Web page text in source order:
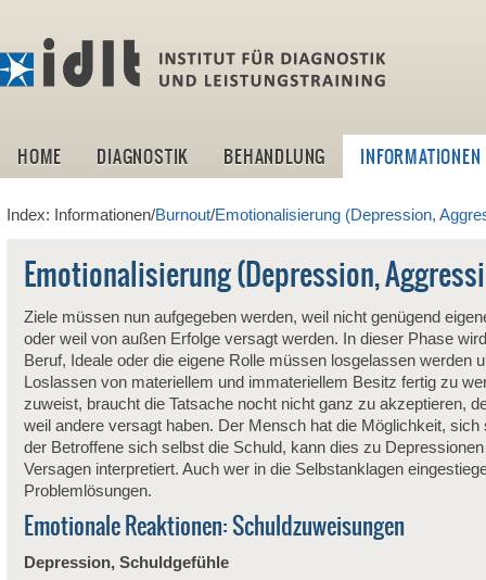
HOME DIAGNOSTIK BEHANDLUNG INFORMATIONEN
Index: Informationen/Burnout/Emotionalisierung (Depression,
Emotionalisierung (Depression,
Ziele müssen nun aufgegeben werden, weil nicht genügend
oder weil von außen Erfolge versagt werden. In dieser Phase
Beruf, Ideale oder die eigene Rolle müssen losgelassen werden
Loslassen von materiellem und immateriellem Besitz fertig zu
zuweist, braucht die Tatsache nocht nicht ganz zu akzeptieren,
weil andere versagt haben. Der Mensch hat die Möglichkeit,
der Betroffene sich selbst die Schuld, kann dies zu
Versagen interpretiert. Auch wer in die Selbstanklagen
Problemlösungen.
Emotionale Reaktionen: Schuldzuweisungen
Depression, Schuldgefühle